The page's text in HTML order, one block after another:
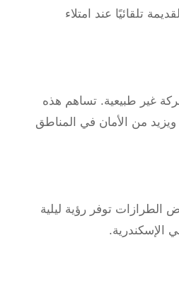
تلقائيًا عند امتلاء
غير طبيعية. تساهم هذه
من الأمان في المناطق
الطرازات توفر رؤية ليلية
الإسكندرية.